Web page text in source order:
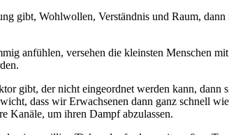
gibt, Wohlwollen, Verständnis und Raum,
anfühlen, versehen die kleinsten Menschen
gibt, der nicht eingeordnet werden kann,
dass wir Erwachsenen dann ganz schnell
Kanäle, um ihren Dampf abzulassen.